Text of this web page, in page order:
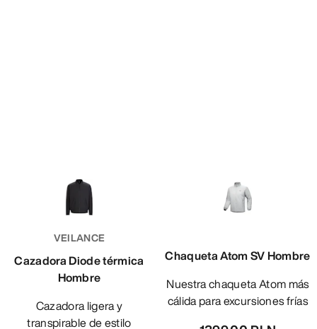
VEILANCE
Cazadora Diode térmica
Hombre
Cazadora ligera y
transpirable de estilo
Chaqueta Atom SV Hombre
Nuestra chaqueta Atom más
cálida para excursiones frías